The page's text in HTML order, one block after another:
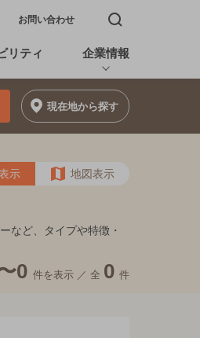
お問い合わせ 検索窓を開く
リティ 企業情報
現在地から探す
示 地図表示
など、タイプや特徴・
0 件を表示 ／ 全 0 件